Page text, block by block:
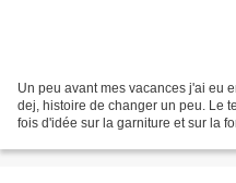
Un peu avant mes vacances j'ai eu
dej, histoire de changer un peu. Le
fois d'idée sur la garniture et sur la